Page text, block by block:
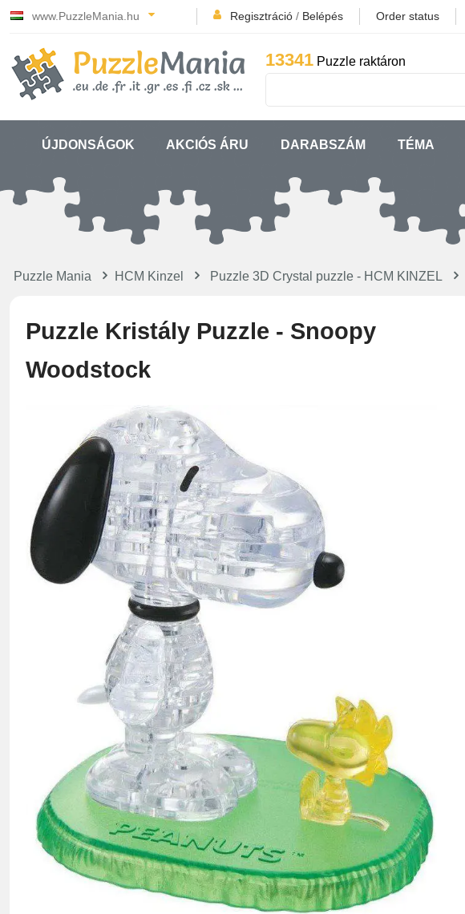
www.PuzzleMania.hu Regisztráció / Belépés Order status
13341 Puzzle raktáron
ÚJDONSÁGOK AKCIÓS ÁRU DARABSZÁM TÉMA
Puzzle Mania HCM Kinzel Puzzle 3D Crystal puzzle - HCM KINZEL
Puzzle Kristály Puzzle - Snoopy
Woodstock